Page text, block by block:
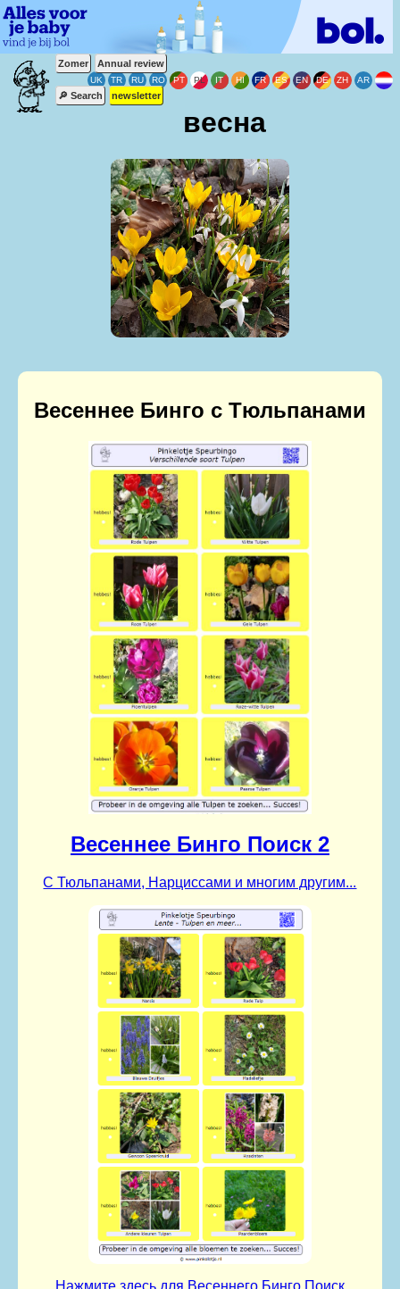
Zomer Annual review
🔎 Search newsletter
весна
Весеннее Бинго с Тюльпанами
Весеннее Бинго Поиск 2
С Тюльпанами, Нарциссами и многим другим...
Нажмите здесь для Весеннего Бинго Поиск